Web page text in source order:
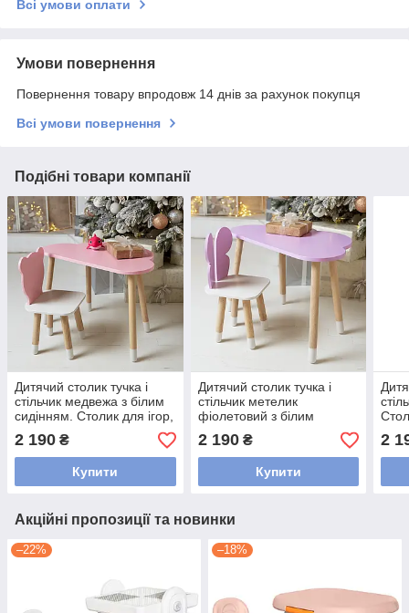
Всі умови оплати
Умови повернення
Повернення товару впродовж 14 днів за рахунок покупця
Всі умови повернення
Подібні товари компанії
Дитячий столик тучка і
стільчик медвежа з білим
сидінням. Столик для ігор,
занять, їжі
2 190 ₴
Купити
Дитячий столик тучка і
стільчик метелик
фіолетовий з білим
сидінням. Столик для ігор,
занять, їжі
2 190₴
Купити
їжі
2
Акційні пропозиції та новинки
–22% –18%